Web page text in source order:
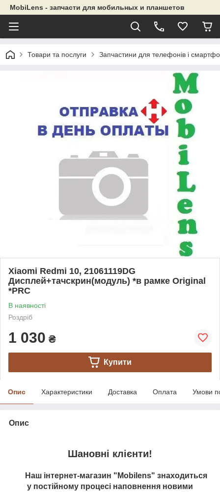
MobiLens - запчасти для мобильных и планшетов
Товари та послуги Запчастини для телефонів і
Xiaomi Redmi 10, 21061119DG
Дисплей+тачскрин(модуль) *в рамке Original
*PRC
В наявності
Роздріб
1 030 ₴
Купити
Опис Характеристики Доставка Оплата Умови
Опис
Шановні клієнти!
Наш інтернет-магазин "Mobilens" знаходиться
у постійному процесі наповнення новими